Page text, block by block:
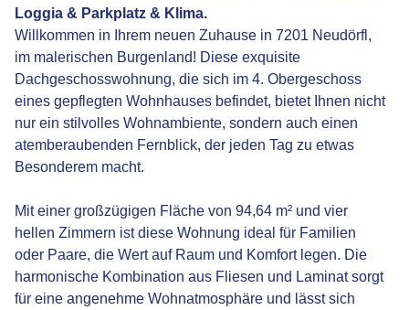
Loggia & Parkplatz & Klima.
Willkommen in Ihrem neuen Zuhause in 7201 Neudörfl,
im malerischen Burgenland! Diese exquisite
Dachgeschosswohnung, die sich im 4. Obergeschoss
eines gepflegten Wohnhauses befindet, bietet Ihnen nicht
nur ein stilvolles Wohnambiente, sondern auch einen
atemberaubenden Fernblick, der jeden Tag zu etwas
Besonderem macht.
Mit einer großzügigen Fläche von 94,64 m² und vier
hellen Zimmern ist diese Wohnung ideal für Familien
oder Paare, die Wert auf Raum und Komfort legen. Die
harmonische Kombination aus Fliesen und Laminat sorgt
für eine angenehme Wohnatmosphäre und lässt sich